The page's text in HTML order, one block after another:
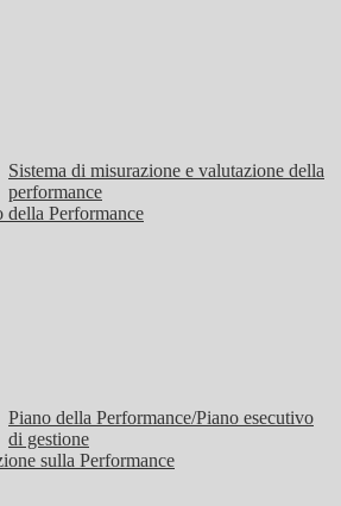
Sistema di misurazione e valutazione della
performance
della Performance
Piano della Performance/Piano esecutivo
di gestione
sulla Performance